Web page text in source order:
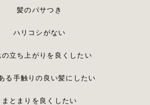
髪のパサつき
ハリコシがない
の立ち上がりを良くしたい
る手触りの良い髪にしたい
まとまりを良くしたい